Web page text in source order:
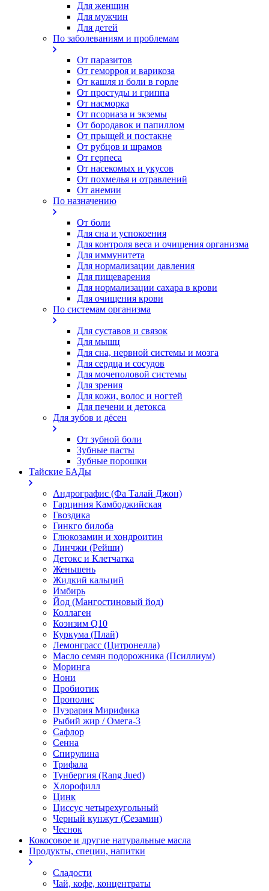
Для женщин
Для мужчин
Для детей
По заболеваниям и проблемам
От паразитов
Oт геморроя и варикоза
От кашля и боли в горле
От простуды и гриппа
От насморка
Oт псориаза и экземы
От бородавок и папиллом
От прыщей и постакне
От рубцов и шрамов
От герпеса
От насекомых и укусов
От похмелья и отравлений
От анемии
По назначению
От боли
Для сна и успокоения
Для контроля веса и очищения организма
Для иммунитета
Для нормализации давления
Для пищеварения
Для нормализации сахара в крови
Для очищения крови
По системам организма
Для суставов и связок
Для мышц
Для сна, нервной системы и мозга
Для сердца и сосудов
Для мочеполовой системы
Для зрения
Для кожи, волос и ногтей
Для печени и детокса
Для зубов и дёсен
От зубной боли
Зубные пасты
Зубные порошки
Тайские БАДы
Андрографис (Фа Талай Джон)
Гарциния Камбоджийская
Гвоздика
Гинкго билоба
Глюкозамин и хондроитин
Линчжи (Рейши)
Детокс и Клетчатка
Женьшень
Жидкий кальций
Имбирь
Йод (Мангостиновый йод)
Коллаген
Коэнзим Q10
Куркума (Плай)
Лемонграсс (Цитронелла)
Масло семян подорожника (Псиллиум)
Моринга
Нони
Пробиотик
Прополис
Пуэрария Мирифика
Рыбий жир / Омега-3
Сафлор
Сенна
Спирулина
Трифала
Тунбергия (Rang Jued)
Хлорофилл
Цинк
Циссус четырехугольный
Черный кунжут (Сезамин)
Чеснок
Кокосовое и другие натуральные масла
Продукты, специи, напитки
Сладости
Чай, кофе, концентраты